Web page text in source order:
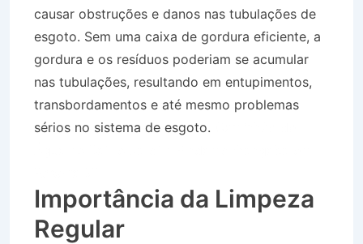
causar obstruções e danos nas tubulações de
esgoto. Sem uma caixa de gordura eficiente, a
gordura e os resíduos poderiam se acumular
nas tubulações, resultando em entupimentos,
transbordamentos e até mesmo problemas
sérios no sistema de esgoto.
Importância da Limpeza
Regular